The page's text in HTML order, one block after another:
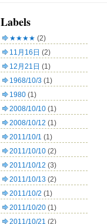
Labels
★★★★ (2)
11月16日 (2)
12月21日 (1)
1968/10/3 (1)
1980 (1)
2008/10/10 (1)
2008/10/12 (1)
2011/10/1 (1)
2011/10/10 (2)
2011/10/12 (3)
2011/10/13 (2)
2011/10/2 (1)
2011/10/20 (1)
2011/10/21 (2)